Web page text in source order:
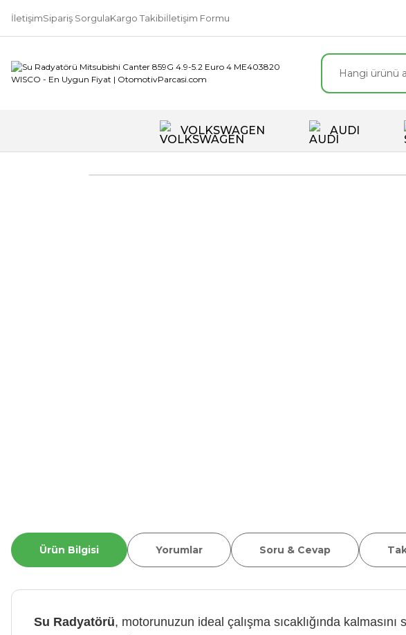
İletişimSipariş SorgulaKargo Takibiİletişim Formu
VOLKSWAGEN AUDI
Ürün Bilgisi Yorumlar Soru & Cevap
Su Radyatörü, motorunuzun ideal çalışma sıcaklığında